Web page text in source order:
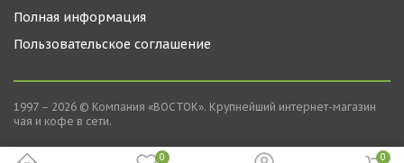
0 0
Полная информация
Пользовательское соглашение
1997 – 2026 © Компания «ВОСТОК». Крупнейший интернет-магазин
чая и кофе в сети.